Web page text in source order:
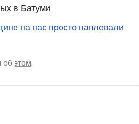
в Батуми
на нас просто наплевали
этом.